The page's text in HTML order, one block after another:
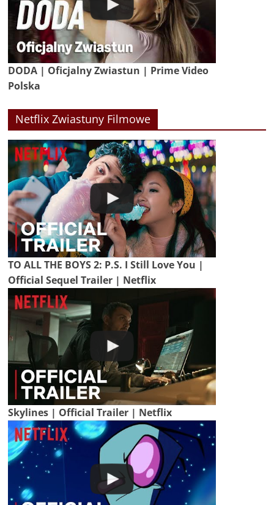
DODA | Oficjalny Zwiastun | Prime Video
Polska
Netflix Zwiastuny Filmowe
TO ALL THE BOYS 2: P.S. I Still Love You |
Official Sequel Trailer | Netflix
Skylines | Official Trailer | Netflix